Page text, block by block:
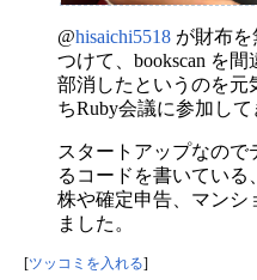
@hisaichi5518 が財布
つけて、bookscan を
部消したというのを元
ちRuby会議に参加して
スタートアップなの
るコードを書いてい
株や確定申告、マンシ
ました。
[ツッコミを入れる]